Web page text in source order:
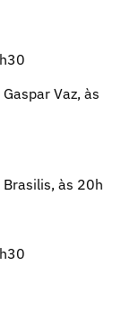
Vaz, às
às 20h